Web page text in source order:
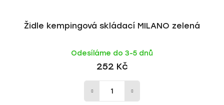
Židle kempingová skládací MILANO zelená
Odesíláme do 3-5 dnů
252 Kč